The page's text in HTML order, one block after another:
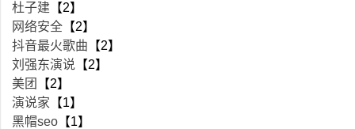
杜子建 【2】
网络安全 【2】
抖音最火歌曲 【2】
刘强东演说 【2】
美团
【2】
演说家 【1】
黑帽seo 【1】